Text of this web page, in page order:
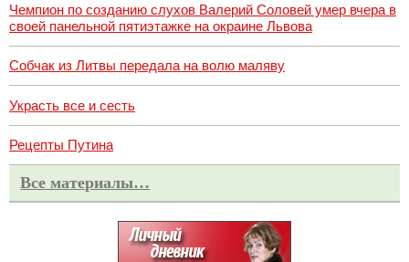
Чемпион по созданию слухов Валерий Соловей умер вчера в
своей панельной пятиэтажке на окраине Львова
Собчак из Литвы передала на волю маляву
Украсть все и сесть
Рецепты Путина
Все материалы…